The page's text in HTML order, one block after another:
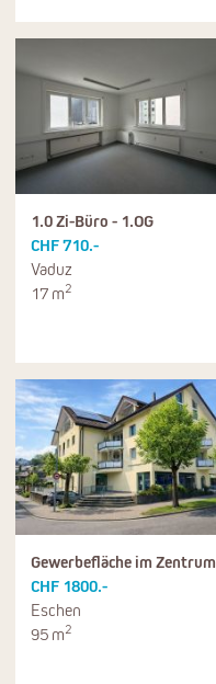
1.0 Zi-Büro - 1.OG
CHF 710.-
Vaduz
17 m2
Gewerbefläche im Zentrum
CHF 1800.-
Eschen
95 m2